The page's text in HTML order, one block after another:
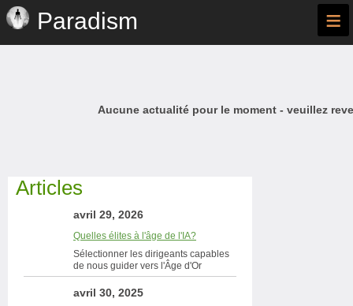
Paradism ≡
Aucune actualité pour le moment - veuillez
Articles
avril 29, 2026
Quelles élites à l'âge de l'IA?
Sélectionner les dirigeants capables
de nous guider vers l'Âge d'Or
avril 30, 2025